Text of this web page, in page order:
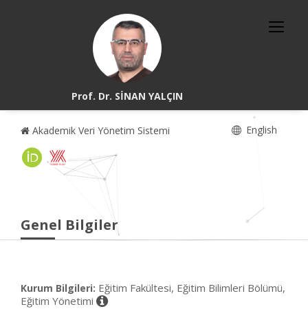
Prof. Dr. SİNAN YALÇIN
Akademik Veri Yönetim Sistemi English
Genel Bilgiler
Kurum Bilgileri: Eğitim Fakültesi, Eğitim Bilimleri Bölümü,
Eğitim Yönetimi